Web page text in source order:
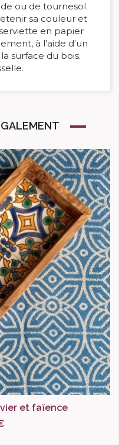
ou de tournesol
sa couleur et
en papier
à l'aide d'un
surface du bois.
et faïence